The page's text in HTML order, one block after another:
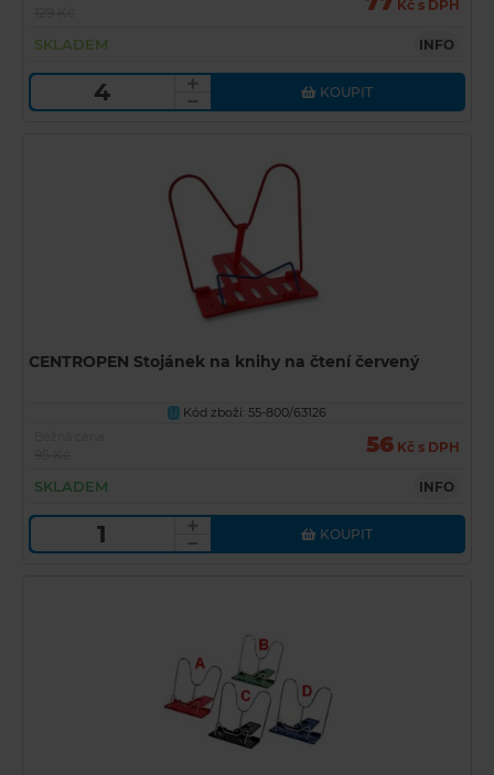
Kč s DPH
SKLADEM INFO
KOUPIT
CENTROPEN Stojánek na knihy na čtení červený
U
Kód zboží: 55-800/63126
56 Kč s DPH
SKLADEM INFO
KOUPIT